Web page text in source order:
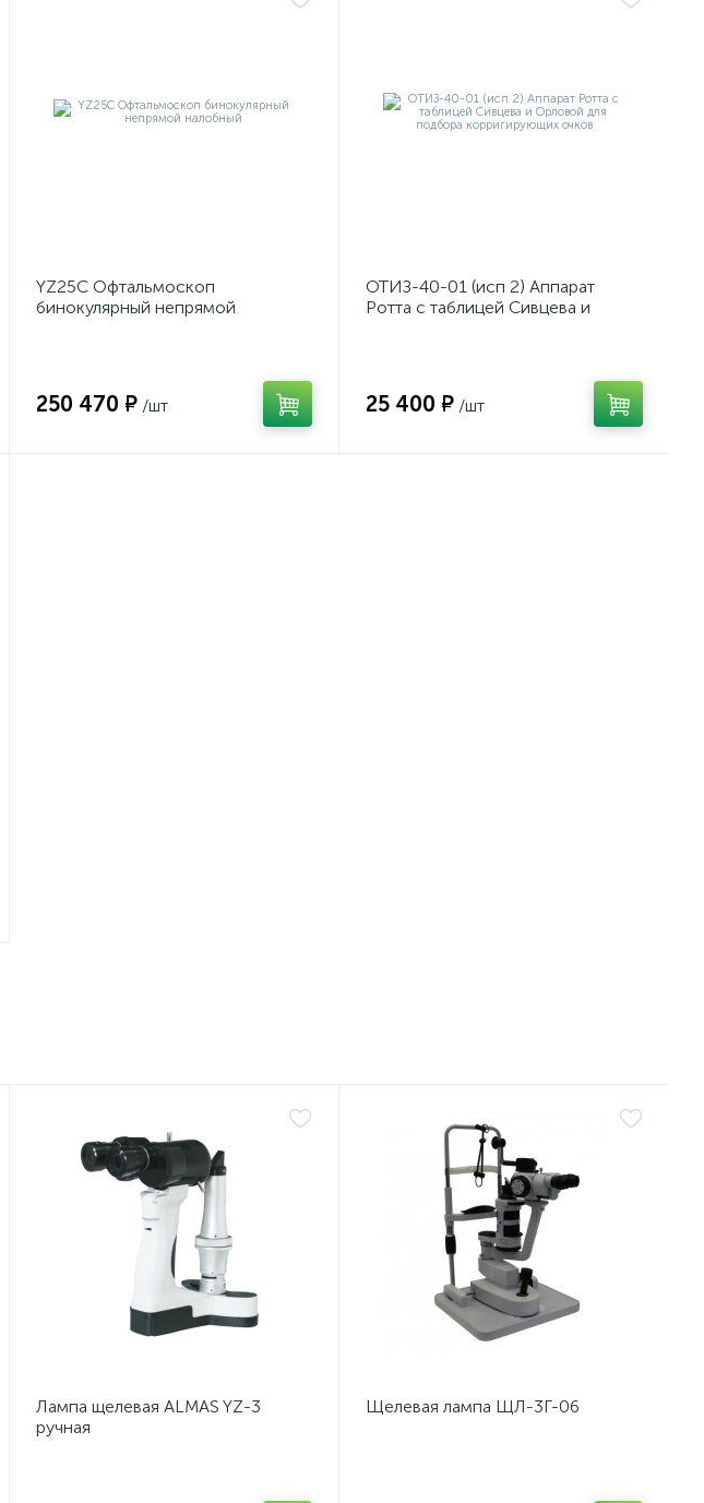
YZ25C Офтальмоскоп
бинокулярный непрямой
250 470 ₽ /шт
ОТИЗ-40-01 (исп 2) Аппарат
Ротта с таблицей Сивцева и
25 400 ₽ /шт
Лампа щелевая ALMAS YZ-3
ручная
Щелевая лампа ЩЛ-3Г-06